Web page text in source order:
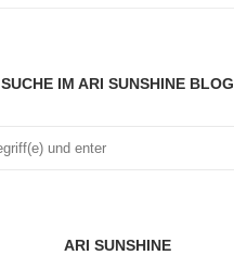
SUCHE IM ARI SUNSHINE BLOG
ARI SUNSHINE